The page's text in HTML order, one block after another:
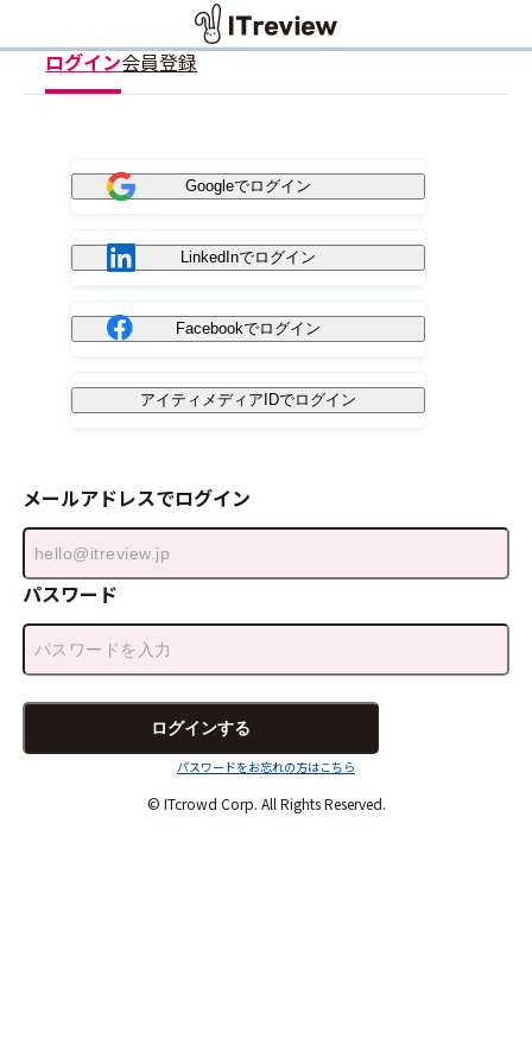
ログイン会員登録
Googleでログイン
LinkedInでログイン
Facebookでログイン
アイティメディアIDでログイン
メールアドレスでログイン
パスワード
パスワードをお忘れの方はこちら
© ITcrowd Corp. All Rights Reserved.